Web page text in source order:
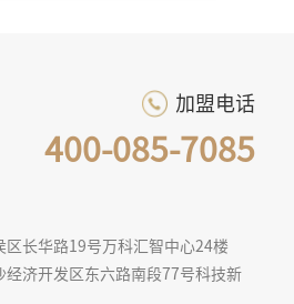
加盟电话
400-085-7085
区长华路19号万科汇智中心24楼
经济开发区东六路南段77号科技新